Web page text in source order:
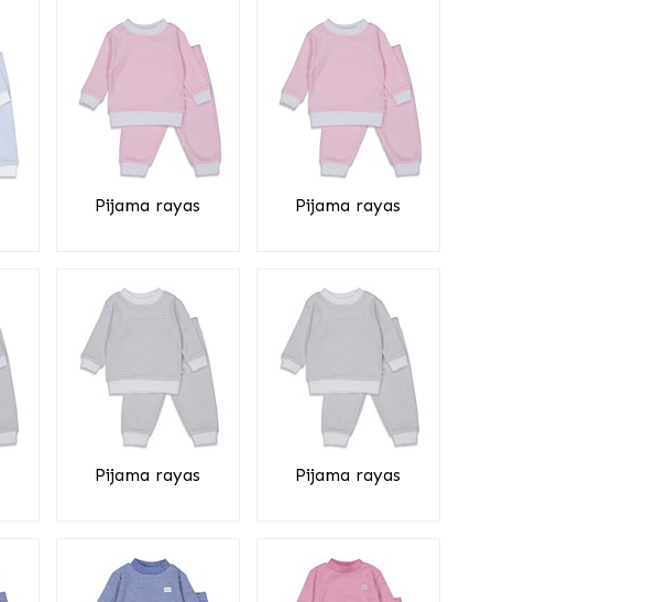
Pijama rayas Pijama rayas
Pijama rayas Pijama rayas